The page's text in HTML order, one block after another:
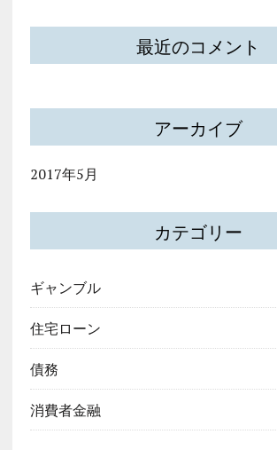
最近のコメント
アーカイブ
2017年5月
カテゴリー
ギャンブル
住宅ローン
債務
消費者金融